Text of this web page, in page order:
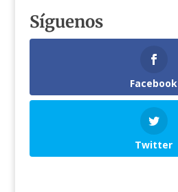
Síguenos
Facebook
Twitter